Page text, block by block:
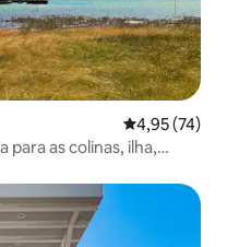
4,95 de uma
4,95 (74)
para as colinas, ilha,